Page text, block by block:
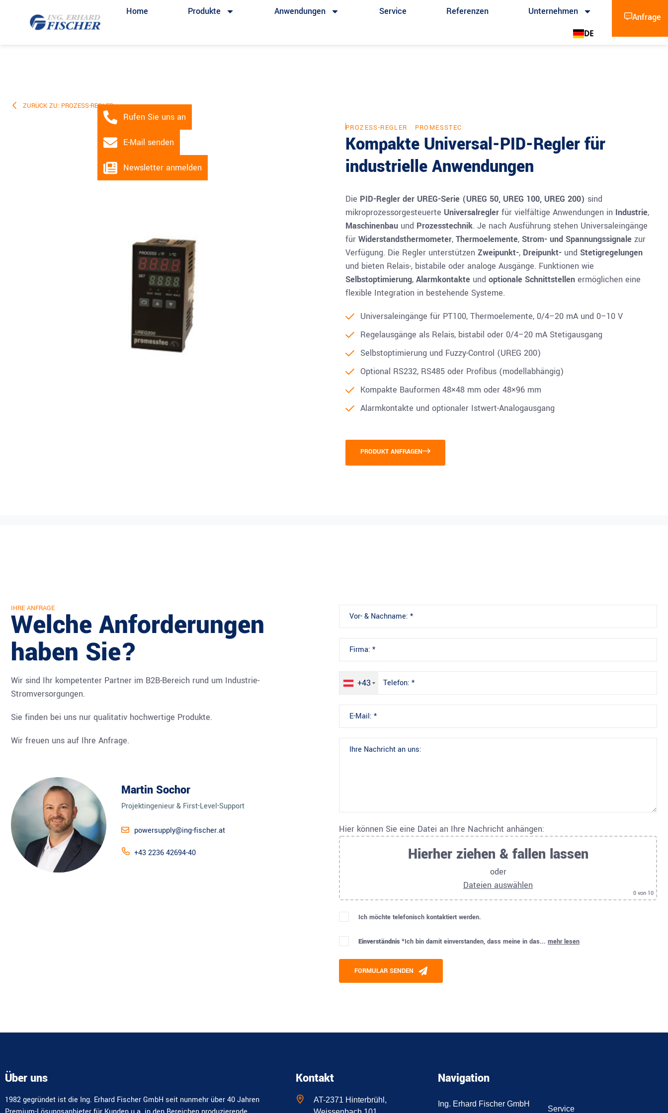
Home Produkte Anwendungen Service Referenzen Unternehmen
DE
Anfrage
ZURÜCK ZU: PROZESS-REGLER
PROZESS-REGLER PROMESSTEC
Kompakte Universal-PID-Regler für
industrielle Anwendungen
Die PID-Regler der UREG-Serie (UREG 50, UREG 100, UREG 200) sind
mikroprozessorgesteuerte Universalreglerfür vielfältige Anwendungen in Industrie,
Maschinenbauund Prozesstechnik. Je nach Ausführung stehen Universaleingänge
für Widerstandsthermometer, Thermoelemente, Strom- und Spannungssignale zur
Verfügung. Die Regler unterstützen Zweipunkt-, Dreipunkt-und Stetigregelungen
und bieten Relais-, bistabile oder analoge Ausgänge. Funktionen wie
Selbstoptimierung, Alarmkontakte und optionale Schnittstellenermöglichen eine
flexible Integration in bestehende Systeme.
Universaleingänge für PT100, Thermoelemente, 0/4–20 mA und 0–10 V
Regelausgänge als Relais, bistabil oder 0/4–20 mA Stetigausgang
Selbstoptimierung und Fuzzy-Control (UREG 200)
Optional RS232, RS485 oder Profibus (modellabhängig)
Kompakte Bauformen 48×48 mm oder 48×96 mm
Alarmkontakte und optionaler Istwert-Analogausgang
PRODUKT ANFRAGEN
IHRE ANFRAGE
Welche Anforderungen
haben Sie?
Wir sind Ihr kompetenter Partner im B2B-Bereich rund um Industrie-
Stromversorgungen.
Sie finden bei uns nur qualitativ hochwertige Produkte.
Wir freuen uns auf Ihre Anfrage.
Martin Sochor
Projektingenieur & First-Level-Support
powersupply@ing-fischer.at
+43 2236 42694-40
+43
Hier können Sie eine Datei an Ihre Nachricht anhängen:
Hierher ziehen & fallen lassen
oder
Dateien auswählen
0 von 10
Ich möchte telefonisch kontaktiert werden.
Einverständnis *Ich bin damit einverstanden, dass meine in das... mehr lesen
Please leave this field empty.
FORMULAR SENDEN
Über uns
1982 gegründet ist die Ing. Erhard Fischer GmbH seit nunmehr über 40 Jahren
Kontakt
AT-2371 Hinterbrühl,
Navigation
Ing. Erhard Fischer GmbH
Service
Rufen Sie uns an
E-Mail senden
Newsletter anmelden